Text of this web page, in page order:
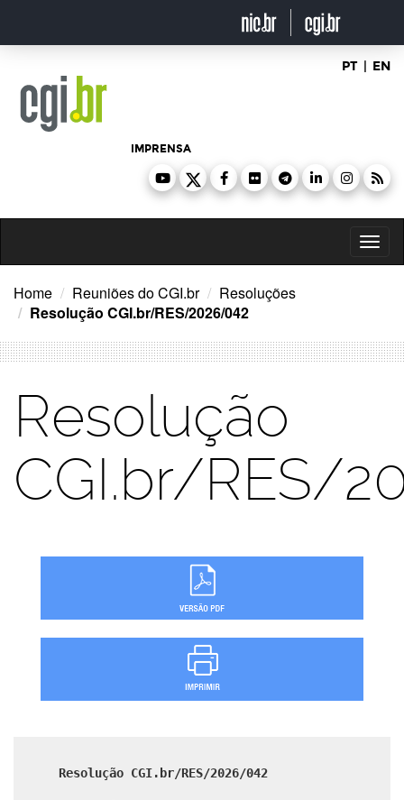
o
PT | EN
IMPRENSA
Home Reuniões do CGI.br
Resoluções
Resolução CGI.br/RES/2026/042
Resolução
CGI.br/RES/
Resolução CGI.br/RES/2026/042